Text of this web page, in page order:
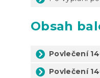
Obsah
Povlečení
Povlečení